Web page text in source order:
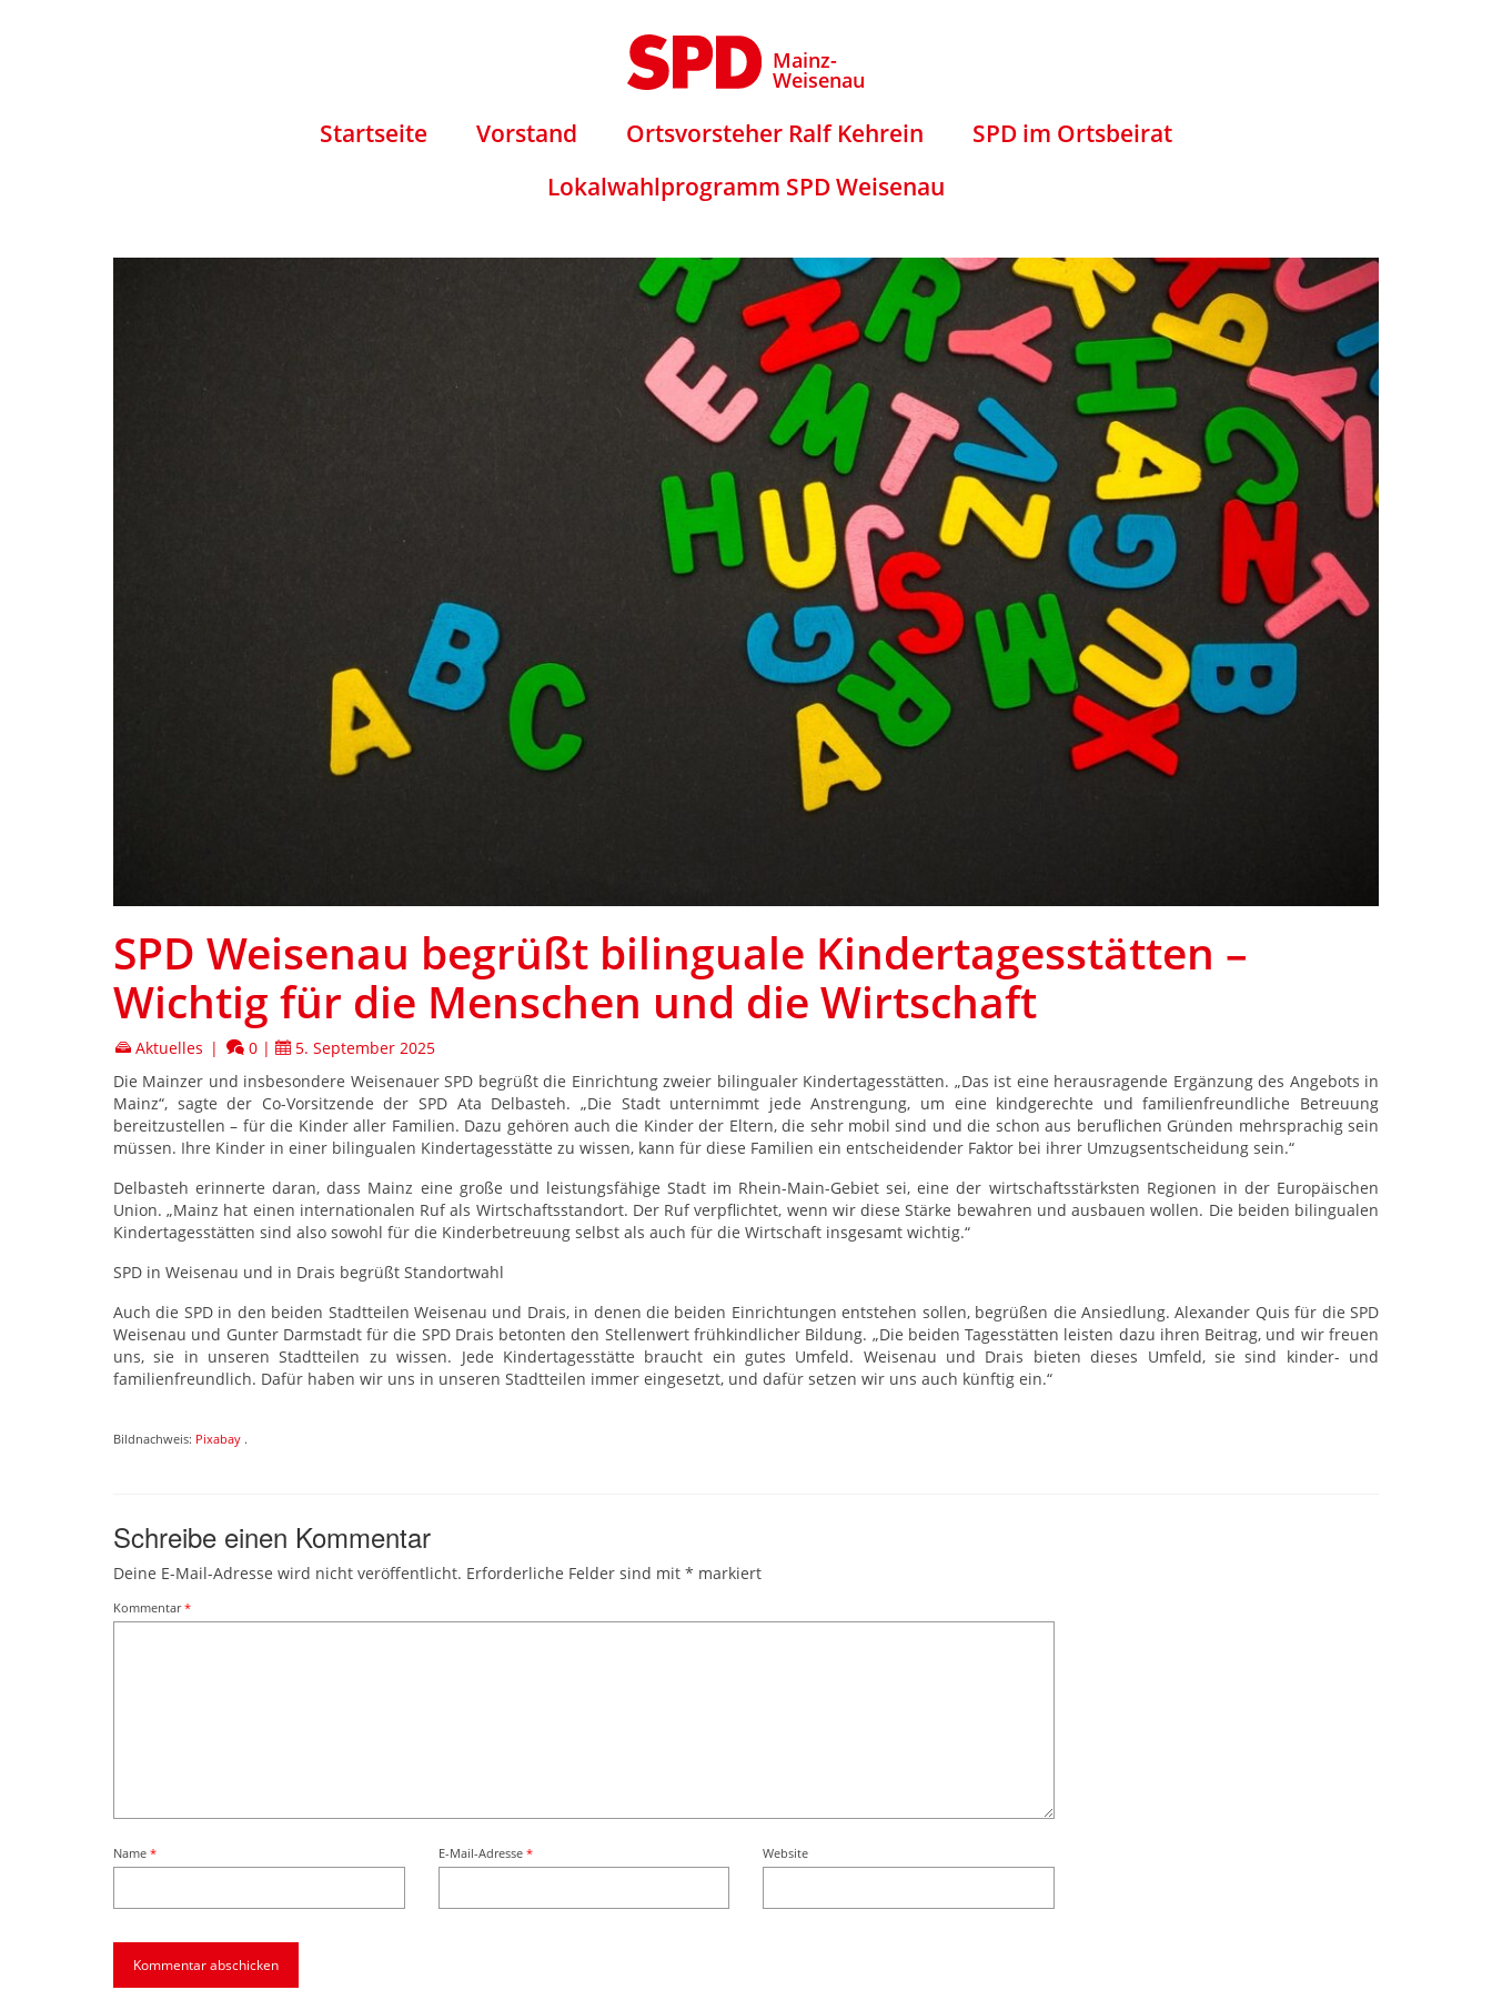
Mainz-
Weisenau
Startseite Vorstand Ortsvorsteher Ralf Kehrein
SPD im Ortsbeirat
Lokalwahlprogramm SPD Weisenau
SPD Weisenau begrüßt bilinguale Kindertagesstätten –
Wichtig für die Menschen und die Wirtschaft
Aktuelles | 0 |
5. September 2025
Die Mainzer und insbesondere Weisenauer SPD begrüßt die Einrichtung zweier bilingualer Kindertagesstätten. „Das ist eine herausragende Ergänzung des Angebots in
Mainz“, sagte der Co-Vorsitzende der SPD Ata Delbasteh. „Die Stadt unternimmt jede Anstrengung, um eine kindgerechte und familienfreundliche Betreuung
bereitzustellen – für die Kinder aller Familien. Dazu gehören auch die Kinder der Eltern, die sehr mobil sind und die schon aus beruflichen Gründen mehrsprachig sein
müssen. Ihre Kinder in einer bilingualen Kindertagesstätte zu wissen, kann für diese Familien ein entscheidender Faktor bei ihrer Umzugsentscheidung sein.“
Delbasteh erinnerte daran, dass Mainz eine große und leistungsfähige Stadt im Rhein-Main-Gebiet sei, eine der wirtschaftsstärksten Regionen in der Europäischen
Union. „Mainz hat einen internationalen Ruf als Wirtschaftsstandort. Der Ruf verpflichtet, wenn wir diese Stärke bewahren und ausbauen wollen. Die beiden bilingualen
Kindertagesstätten sind also sowohl für die Kinderbetreuung selbst als auch für die Wirtschaft insgesamt wichtig.“
SPD in Weisenau und in Drais begrüßt Standortwahl
Auch die SPD in den beiden Stadtteilen Weisenau und Drais, in denen die beiden Einrichtungen entstehen sollen, begrüßen die Ansiedlung. Alexander Quis für die SPD
Weisenau und Gunter Darmstadt für die SPD Drais betonten den Stellenwert frühkindlicher Bildung. „Die beiden Tagesstätten leisten dazu ihren Beitrag, und wir freuen
uns, sie in unseren Stadtteilen zu wissen. Jede Kindertagesstätte braucht ein gutes Umfeld. Weisenau und Drais bieten dieses Umfeld, sie sind kinder- und
familienfreundlich. Dafür haben wir uns in unseren Stadtteilen immer eingesetzt, und dafür setzen wir uns auch künftig ein.“
Bildnachweis: Pixabay .
Schreibe einen Kommentar
Deine E-Mail-Adresse wird nicht veröffentlicht. Erforderliche Felder sind mit * markiert
Kommentar*
Name * E-Mail-Adresse * Website